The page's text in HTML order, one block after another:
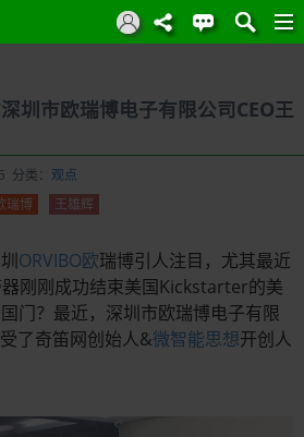
圳市欧瑞博电子有限公司CEO王
分类： 观点
瑞博 王雄辉
ORVIBO欧瑞博引人注目，尤其最近
刚刚成功结束美国Kickstarter的美
门？最近，深圳市欧瑞博电子有限
了奇笛网创始人&微智能思想开创人